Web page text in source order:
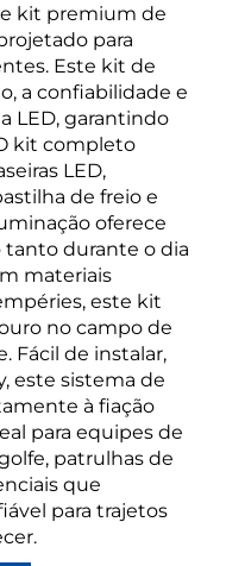
kit premium de
para
Este kit de
a confiabilidade e
LED, garantindo
kit completo
LED,
de freio e
oferece
tanto durante o dia
materiais
este kit
no campo de
Fácil de instalar,
este sistema de
à fiação
para equipes de
patrulhas de
que
para trajetos